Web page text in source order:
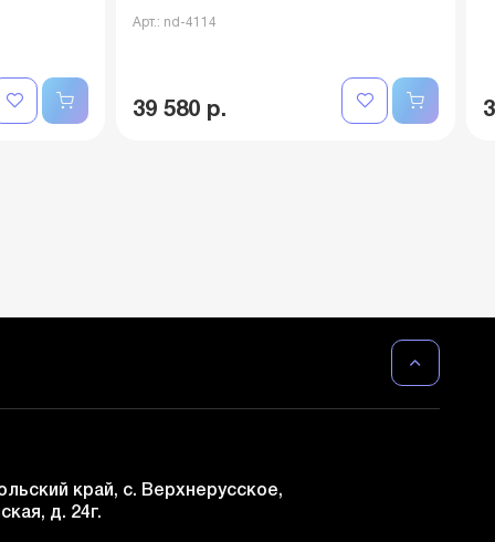
Арт.: nd-4114
39 580 р.
край, с. Верхнерусское,
д. 24г.